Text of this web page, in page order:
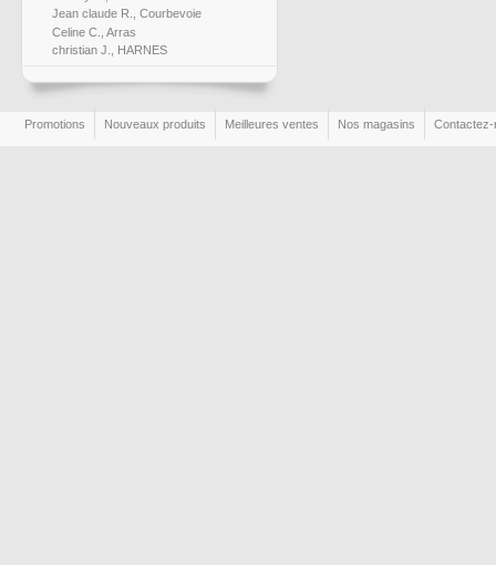
Jean claude R., Courbevoie
Celine C., Arras
christian J., HARNES
Promotions Nouveaux produits Meilleures ventes Nos magasins Contactez-